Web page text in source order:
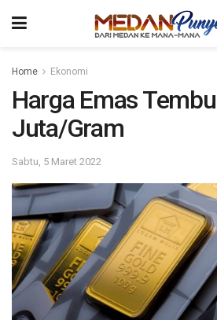
Home Ekonomi
Harga Emas
Juta/Gram
Sabtu, 5 Maret 2022